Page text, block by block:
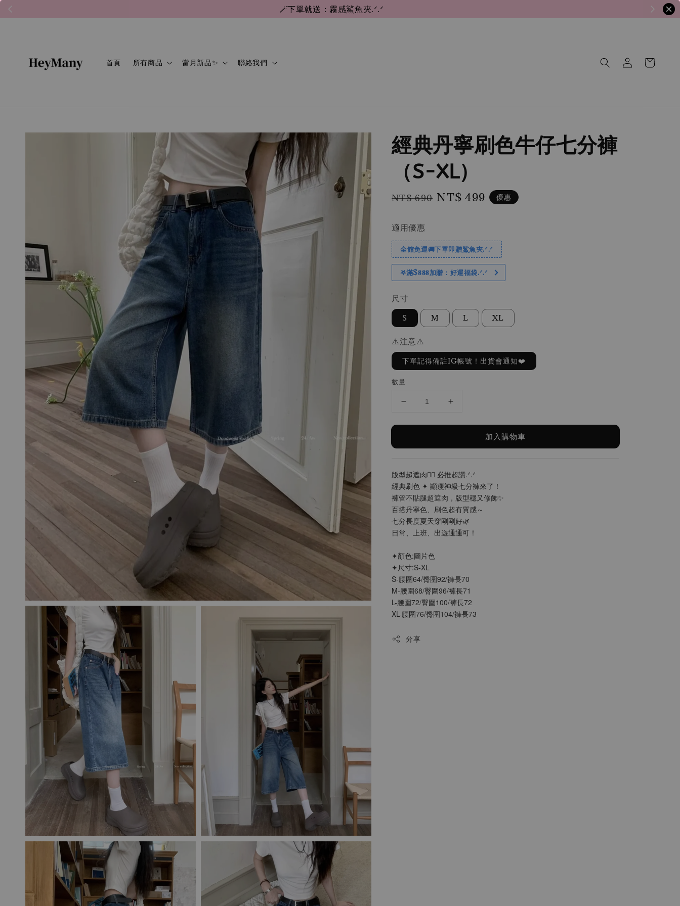
🪄下單就送：霧感鯊魚夾.ᐟ.ᐟ
首頁 所有商品 當月新品✨ 聯絡我們
經典丹寧刷色牛仔七分褲
（S-XL）
Regular
NT$ 690 Sale
NT$ 499 優惠
適用優惠
全館免運🚚下單即贈鯊魚夾.ᐟ.ᐟ
𖤐滿$𝟖𝟖𝟖加贈：好運福袋.ᐟ‪.ᐟ
尺寸
S M L XL
⚠️注意⚠️
下單記得備註IG帳號！出貨會通知❤️
數量
加入購物車
版型超遮肉❤️‍🔥 必推超讚.ᐟ.ᐟ
經典刷色 ✦ 顯瘦神級七分褲來了！
褲管不貼腿超遮肉，版型穩又修飾✨
百搭丹寧色、刷色超有質感～
七分長度夏天穿剛剛好🌿
日常、上班、出遊通通可！
✦顏色:圖片色
✦尺寸:S-XL
S-腰圍64/臀圍92/褲長70
M-腰圍68/臀圍96/褲長71
L-腰圍72/臀圍100/褲長72
XL-腰圍76/臀圍104/褲長73
分享